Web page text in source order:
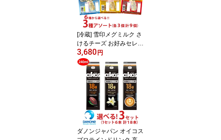
[冷蔵] 雪印メグミルク さ
けるチーズ お好みセレク
ト！（全6種類） 各種3
個×3セット 計9個
3,680円
ダノンジャパン オイコス